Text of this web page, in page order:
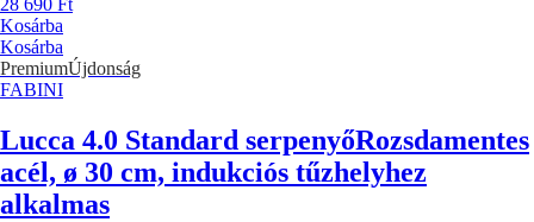
28 690 Ft
Kosárba
Kosárba
PremiumÚjdonság
FABINI
Lucca 4.0 Standard serpenyőRozsdamentes
acél, ø 30 cm, indukciós tűzhelyhez
alkalmas